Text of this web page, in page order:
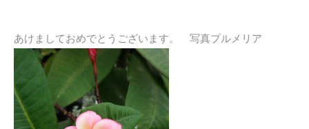
あけましておめでとうございます。 写真プルメリア